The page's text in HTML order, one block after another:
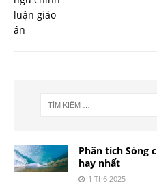
Phân tích Sóng
hay nhất
1 Th6 2025